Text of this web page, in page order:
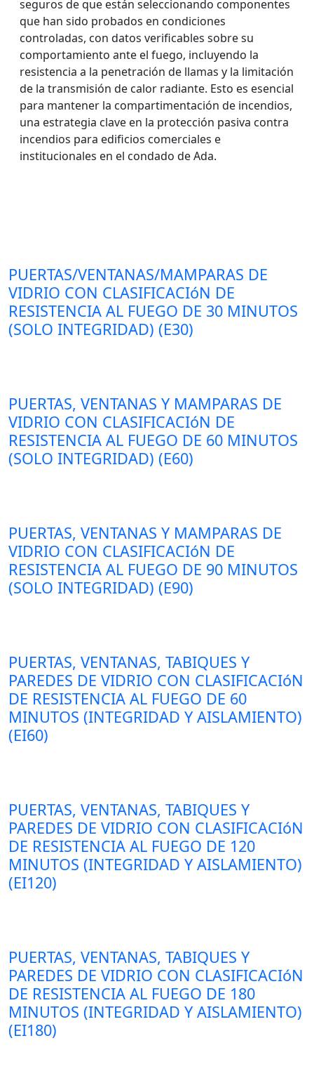
seguros de que están seleccionando componentes
que han sido probados en condiciones
controladas, con datos verificables sobre su
comportamiento ante el fuego, incluyendo la
resistencia a la penetración de llamas y la limitación
de la transmisión de calor radiante. Esto es esencial
para mantener la compartimentación de incendios,
una estrategia clave en la protección pasiva contra
incendios para edificios comerciales e
institucionales en el condado de Ada.
PUERTAS/VENTANAS/MAMPARAS DE
VIDRIO CON CLASIFICACIóN DE
RESISTENCIA AL FUEGO DE 30 MINUTOS
(SOLO INTEGRIDAD) (E30)
PUERTAS, VENTANAS Y MAMPARAS DE
VIDRIO CON CLASIFICACIóN DE
RESISTENCIA AL FUEGO DE 60 MINUTOS
(SOLO INTEGRIDAD) (E60)
PUERTAS, VENTANAS Y MAMPARAS DE
VIDRIO CON CLASIFICACIóN DE
RESISTENCIA AL FUEGO DE 90 MINUTOS
(SOLO INTEGRIDAD) (E90)
PUERTAS, VENTANAS, TABIQUES Y
PAREDES DE VIDRIO CON CLASIFICACIóN
DE RESISTENCIA AL FUEGO DE 60
MINUTOS (INTEGRIDAD Y AISLAMIENTO)
(EI60)
PUERTAS, VENTANAS, TABIQUES Y
PAREDES DE VIDRIO CON CLASIFICACIóN
DE RESISTENCIA AL FUEGO DE 120
MINUTOS (INTEGRIDAD Y AISLAMIENTO)
(EI120)
PUERTAS, VENTANAS, TABIQUES Y
PAREDES DE VIDRIO CON CLASIFICACIóN
DE RESISTENCIA AL FUEGO DE 180
MINUTOS (INTEGRIDAD Y AISLAMIENTO)
(EI180)